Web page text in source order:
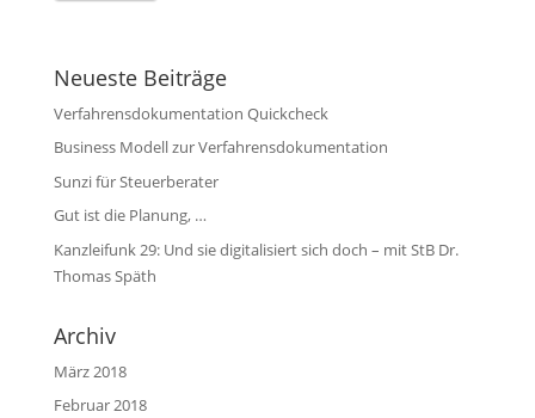
Neueste Beiträge
Verfahrensdokumentation Quickcheck
Business Modell zur Verfahrensdokumentation
Sunzi für Steuerberater
Gut ist die Planung, …
Kanzleifunk 29: Und sie digitalisiert sich doch – mit StB Dr.
Thomas Späth
Archiv
März 2018
Februar 2018